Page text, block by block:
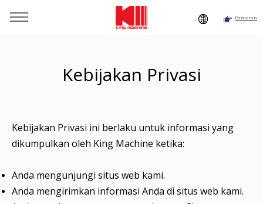
Pameran
Kebijakan Privasi
Kebijakan Privasi ini berlaku untuk informasi yang
dikumpulkan oleh King Machine ketika:
Anda mengunjungi situs web kami.
Anda mengirimkan informasi Anda di situs web kami.